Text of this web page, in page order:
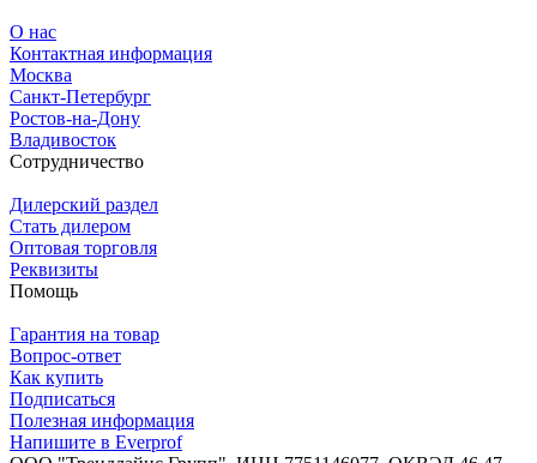
О нас
Контактная информация
Москва
Санкт-Петербург
Ростов-на-Дону
Владивосток
Сотрудничество
Дилерский раздел
Стать дилером
Оптовая торговля
Реквизиты
Помощь
Гарантия на товар
Вопрос-ответ
Как купить
Подписаться
Полезная информация
Напишите в Everprof